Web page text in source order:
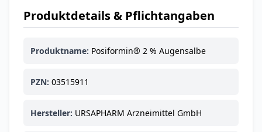
Produktdetails & Pflichtangaben
Produktname: Posiformin® 2 % Augensalbe
PZN: 03515911
Hersteller: URSAPHARM Arzneimittel GmbH